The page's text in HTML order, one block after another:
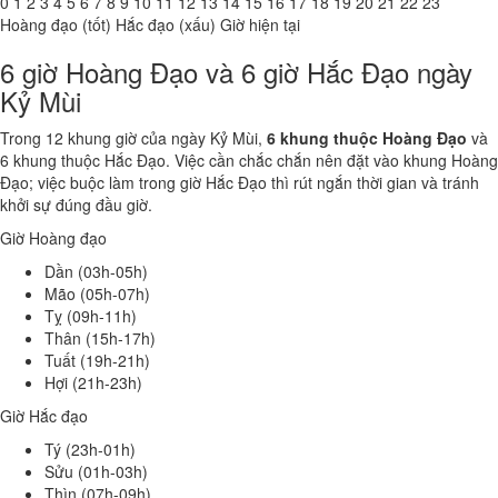
Hoàng đạo (tốt) Hắc đạo (xấu) Giờ hiện tại
6 giờ Hoàng Đạo và 6 giờ Hắc Đạo ngày
Kỷ Mùi
Trong 12 khung giờ của ngày Kỷ Mùi, 6 khung thuộc Hoàng Đạo và
6 khung thuộc Hắc Đạo. Việc cần chắc chắn nên đặt vào khung Hoàng
Đạo; việc buộc làm trong giờ Hắc Đạo thì rút ngắn thời gian và tránh
khởi sự đúng đầu giờ.
Giờ Hoàng đạo
Dần (03h-05h)
Mão (05h-07h)
Tỵ (09h-11h)
Thân (15h-17h)
Tuất (19h-21h)
Hợi (21h-23h)
Giờ Hắc đạo
Tý (23h-01h)
Sửu (01h-03h)
Thìn (07h-09h)